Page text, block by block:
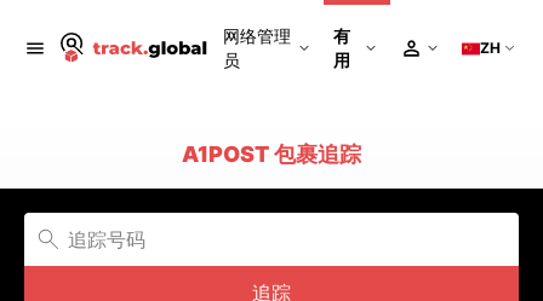
网络管理
员
有
用
ZH
A1POST 包裹追踪
追踪